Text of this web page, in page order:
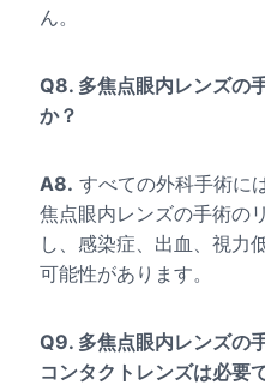
ん。
Q8. 多焦点眼内レンズの
か？
A8. すべての外科手術に
焦点眼内レンズの手術の
し、感染症、出血、視力
可能性があります。
Q9. 多焦点眼内レンズの
コンタクトレンズは必要